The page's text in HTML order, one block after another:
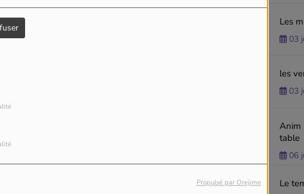
Propulsé par Orejime
Les
03
les
03
Anim
table
06
Le